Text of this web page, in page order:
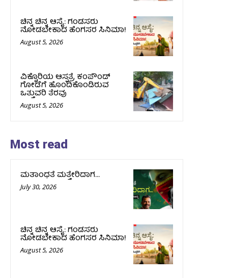
ಚಿನ್ನ ಚಿನ್ನ ಆಸೈ: ಗಂಡಸರು
ನೋಡಬೇಕಾದ ಹೆಂಗಸರ ಸಿನಿಮಾ!
August 5, 2026
ವಿಕ್ಟೊರಿಯ ಆಸ್ಪತ್ರೆ ಕಂಪೌಂಡ್
ಗೋಡೆಗೆ ಹೊಂದಿಕೊಂಡಿರುವ
ಒತ್ತುವರಿ ತೆರವು
August 5, 2026
Most read
ಮತಾಂಧತೆ ಮತ್ತೇರಿದಾಗ…
July 30, 2026
ಚಿನ್ನ ಚಿನ್ನ ಆಸೈ: ಗಂಡಸರು
ನೋಡಬೇಕಾದ ಹೆಂಗಸರ ಸಿನಿಮಾ!
August 5, 2026